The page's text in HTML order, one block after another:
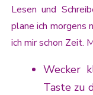
Lesen und
plane ich morgens
ich mir schon Zeit.
Wecker
Taste zu